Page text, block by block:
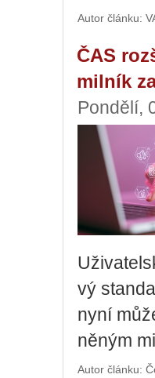
Autor článku:
ČAS
milník
Pondělí,
vý
nyní
ně­ným
Autor článku: